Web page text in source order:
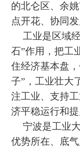
的北仑区、余
点开花、协同
工业是区域
石”作用，把工
住经济基本盘
子”，工业壮大
注工业、支持
济平稳运行和
宁波是工业
优势所在、底